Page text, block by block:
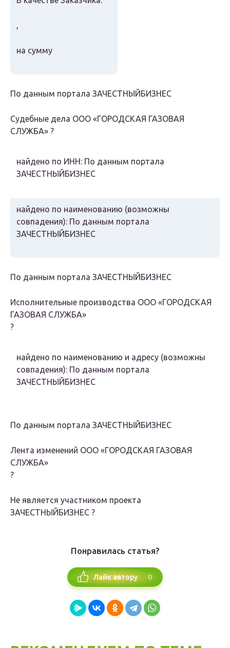
,
на сумму
По данным портала ЗАЧЕСТНЫЙБИЗНЕС
Судебные дела ООО «ГОРОДСКАЯ ГАЗОВАЯ
СЛУЖБА» ?
найдено по ИНН: По данным портала
ЗАЧЕСТНЫЙБИЗНЕС
найдено по наименованию (возможны
совпадения): По данным портала
ЗАЧЕСТНЫЙБИЗНЕС
По данным портала ЗАЧЕСТНЫЙБИЗНЕС
Исполнительные производства ООО «ГОРОДСКАЯ
ГАЗОВАЯ СЛУЖБА»
?
найдено по наименованию и адресу (возможны
совпадения): По данным портала
ЗАЧЕСТНЫЙБИЗНЕС
По данным портала ЗАЧЕСТНЫЙБИЗНЕС
Лента изменений ООО «ГОРОДСКАЯ ГАЗОВАЯ
СЛУЖБА»
?
Не является участником проекта
ЗАЧЕСТНЫЙБИЗНЕС ?
Понравилась статья?
Лайк автору 0